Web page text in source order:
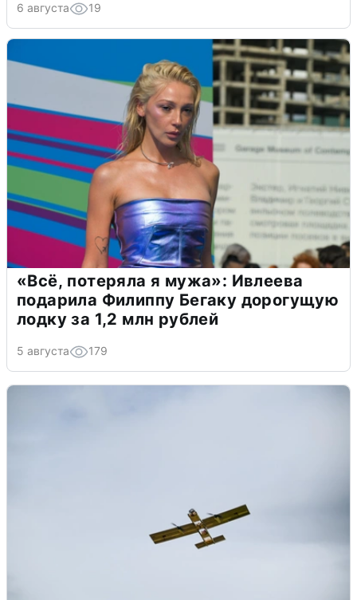
6 августа 19
«Всё, потеряла я мужа»: Ивлеева
подарила Филиппу Бегаку дорогущую
лодку за 1,2 млн рублей
5 августа 179